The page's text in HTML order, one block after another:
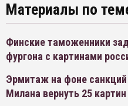
Материалы по
Финские таможенники
фургона с картинами
Эрмитаж на фоне санкций
Милана вернуть 25 картин